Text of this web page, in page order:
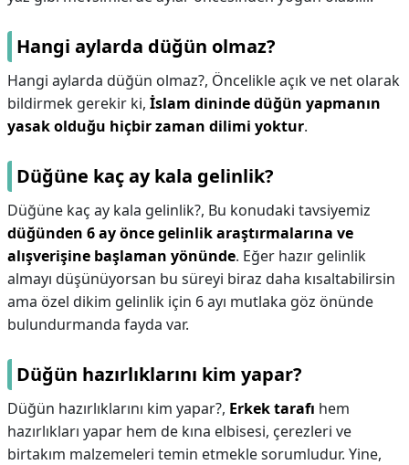
Hangi aylarda düğün olmaz?
Hangi aylarda düğün olmaz?, Öncelikle açık ve net olarak
bildirmek gerekir ki, İslam dininde düğün yapmanın
yasak olduğu hiçbir zaman dilimi yoktur.
Düğüne kaç ay kala gelinlik?
Düğüne kaç ay kala gelinlik?, Bu konudaki tavsiyemiz
düğünden 6 ay önce gelinlik araştırmalarına ve
alışverişine başlaman yönünde. Eğer hazır gelinlik
almayı düşünüyorsan bu süreyi biraz daha kısaltabilirsin
ama özel dikim gelinlik için 6 ayı mutlaka göz önünde
bulundurmanda fayda var.
Düğün hazırlıklarını kim yapar?
Düğün hazırlıklarını kim yapar?, Erkek tarafı hem
hazırlıkları yapar hem de kına elbisesi, çerezleri ve
birtakım malzemeleri temin etmekle sorumludur. Yine,